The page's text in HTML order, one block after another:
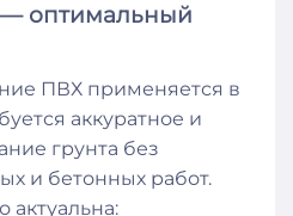
оптимальный
ПВХ применяется в
аккуратное и
грунта без
и бетонных работ.
актуальна: